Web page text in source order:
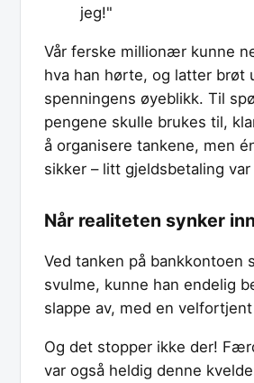
jeg!"
Vår ferske millionær kunne
hva han hørte, og latter brøt
spenningens øyeblikk. Til
pengene skulle brukes til,
å organisere tankene, men
sikker – litt gjeldsbetaling
Når realiteten synker inn
Ved tanken på bankkontoen
svulme, kunne han endelig
slappe av, med en
Og det stopper ikke der!
var også heldig denne